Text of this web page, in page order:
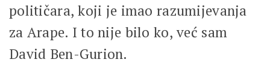
političara, koji je imao razumijevanja
za Arape. I to nije bilo ko, već sam
David Ben-Gurion.